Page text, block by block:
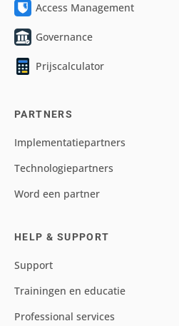
Access Management
Governance
Prijscalculator
PARTNERS
Implementatiepartners
Technologiepartners
Word een partner
HELP & SUPPORT
Support
Trainingen en educatie
Professional services